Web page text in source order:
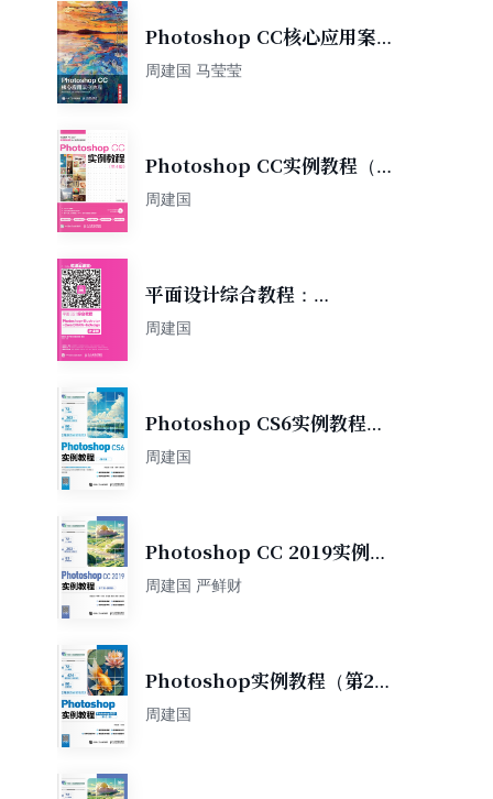
Photoshop CC核心应用案例
教程（全彩慕课版）
周建国 马莹莹
Photoshop CC实例教程（第
4版）
周建国
平面设计综合教程：
Photoshop+Illustrator+CorelDRAW
周建国
Photoshop CS6实例教程
（第6版）（电子活页微课
周建国
Photoshop CC 2019实例教
程（第7版）（微课版）
周建国 严鲜财
Photoshop实例教程（第2
版）（Photoshop 2021）
周建国